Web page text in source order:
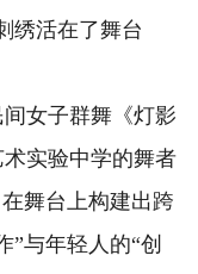
绣活在了舞台
女子群舞《灯影
实验中学的舞者
舞台上构建出跨
”与年轻人的“创